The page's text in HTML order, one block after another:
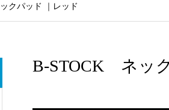
クパッド ｜レッド
B-STOCK ネッ